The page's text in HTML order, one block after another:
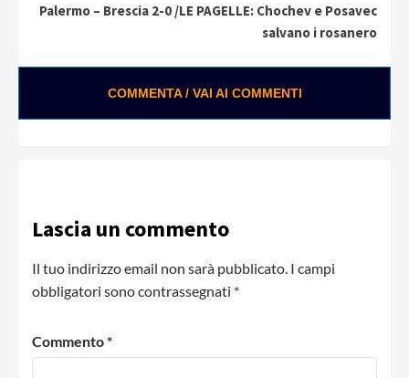
Palermo – Brescia 2-0 /LE PAGELLE: Chochev e Posavec
salvano i rosanero
COMMENTA / VAI AI COMMENTI
Lascia un commento
Il tuo indirizzo email non sarà pubblicato. I campi
obbligatori sono contrassegnati *
Commento*